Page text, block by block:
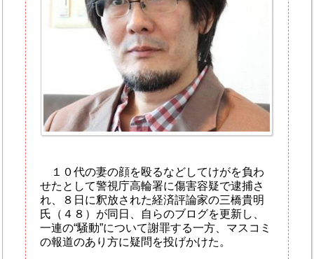
１０代の妻の顔を殴るなどしてけがを負わ
せたとして警視庁高輪署に傷害容疑で逮捕さ
れ、８日に釈放された経済評論家の三橋貴明
氏（４８）が同日、自らのブログを更新し、
一連の“騒動”について謝罪する一方、マスコミ
の報道のあり方に疑問を投げかけた。